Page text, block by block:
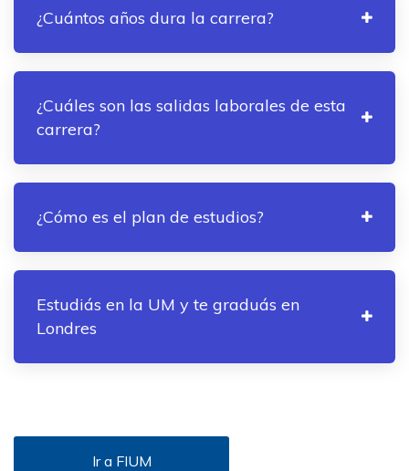
¿Cuántos años dura la carrera?
¿Cuáles son las salidas laborales de esta
carrera?
¿Cómo es el plan de estudios?
Estudiás en la UM y te graduás en
Londres
Ir a FIUM